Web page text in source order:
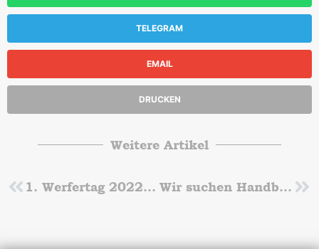
TELEGRAM
EMAIL
DRUCKEN
Weitere Artikel
Zurück 1. Werfertag 2022 des TuS Lichterfelde Wir suchen Handballspieler (männlich) mit den Jahrgängen 2009-2011!